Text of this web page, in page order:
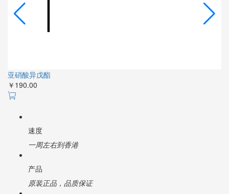
亚硝酸异戊酯
￥190.00
速度
一周左右到香港
产品
原装正品，品质保证